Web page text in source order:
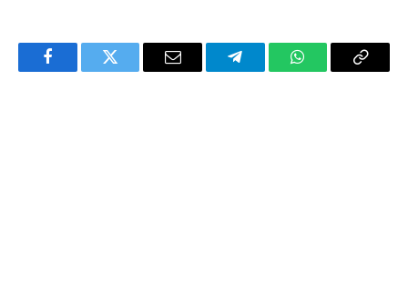
FacebookTwitter Email TelegramWhatsAppCopy